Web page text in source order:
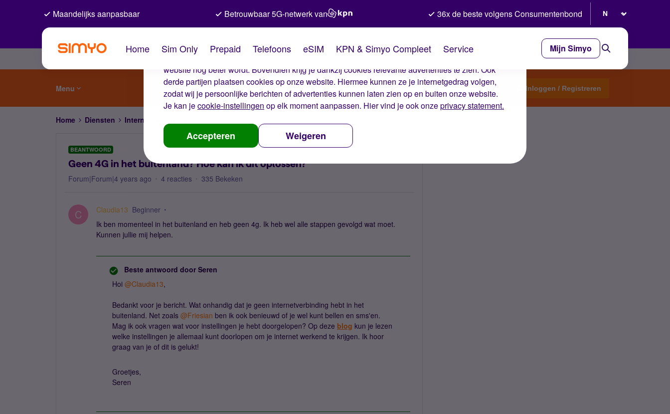
De cookies van Simyo
Wij gebruiken cookies op onze website. Met deze cookies zorgen wij ervoor dat je ervaring op de
website nog beter wordt. Bovendien krijg je dankzij cookies relevante advertenties te zien. Ook
derde partijen plaatsen cookies op onze website. Hiermee kunnen ze je internetgedrag volgen,
zodat wij je persoonlijke berichten of advertenties kunnen laten zien op en buiten onze website.
Je kan jecookie-instellingen op elk moment aanpassen. Hier vind je ook onzeprivacy statement.
Accepteren Weigeren
Maandelijks aanpasbaar Betrouwbaar 5G-netwerk van 36x de beste volgens Consumentenbond
Home Sim Only Prepaid Telefoons eSIM KPN & Simyo Compleet Service Mijn Simyo
Menu Start een topic Inloggen / Registreren
Home Diensten Internet, 4G en 5G
BEANTWOORD
Geen 4G in het buitenland? Hoe kan ik dit oplossen?
Forum|Forum|4 years ago 4 reacties 335 Bekeken
C Claudia13 Beginner
Ik ben momenteel in het buitenland en heb geen 4g. Ik heb wel alle stappen gevolgd wat moet.
Kunnen jullie mij helpen.
Beste antwoord door Seren
Hoi @Claudia13,
Bedankt voor je bericht. Wat onhandig dat je geen internetverbinding hebt in het
buitenland. Net zoals @Friesian ben ik ook benieuwd of je wel kunt bellen en sms'en.
Mag ik ook vragen wat voor instellingen je hebt doorgelopen? Op deze blog kun je lezen
welke instellingen je allemaal kunt doorlopen om je internet werkend te krijgen. Ik hoor
graag van je of dit is gelukt!
Groetjes,
Seren